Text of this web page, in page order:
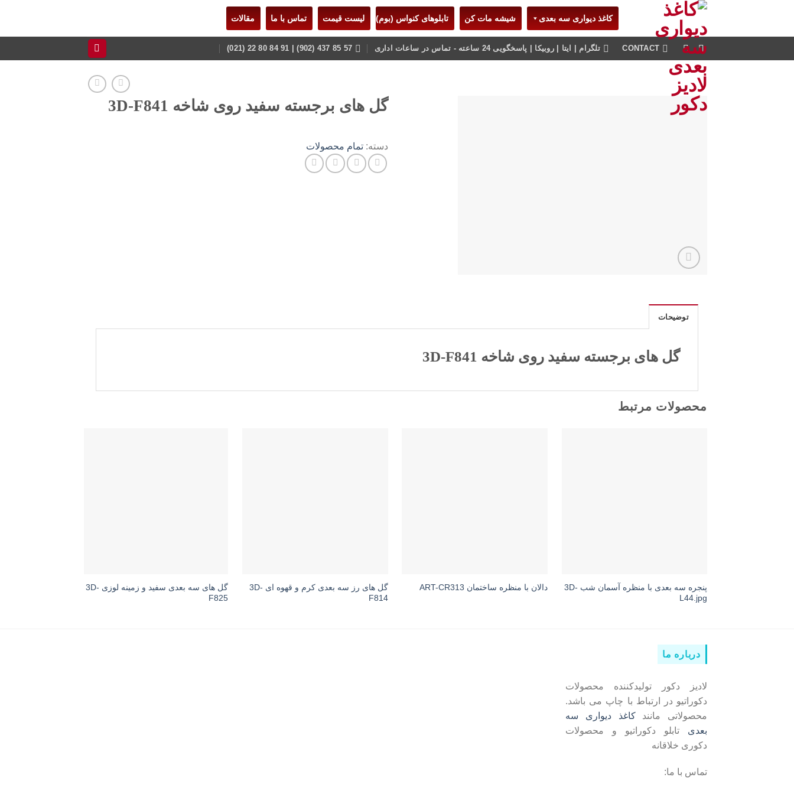
content
کاغذ دیواری سه بعدی شیشه مات کن تابلوهای کنواس (بوم) لیست قیمت تماس با ما مقالات
CONTACT تلگرام | ایتا | روبیکا | پاسخگویی 24 ساعته - تماس در ساعات اداری 57 85 437 (902) | 91 84 80 22 (021)
گل های برجسته سفید روی شاخه 3D-F841
دسته: تمام محصولات
توضیحات
گل های برجسته سفید روی شاخه 3D-F841
محصولات مرتبط
پنجره سه بعدی با منظره آسمان شب 3D-
L44.jpg
دالان با منظره ساختمان ART-CR313
گل های رز سه بعدی کرم و قهوه ای 3D-
F814
گل های سه بعدی سفید و زمینه لوزی 3D-
F825
درباره ما
لادیز دکور تولیدکننده محصولات
دکوراتیو در ارتباط با چاپ می باشد.
محصولاتی مانندکاغذ دیواری سه
بعدی تابلو دکوراتیو و محصولات
دکوری خلاقانه
تماس با ما: